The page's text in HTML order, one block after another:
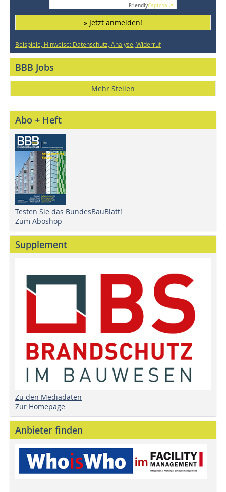
FriendlyCaptcha ⇗
» Jetzt anmelden!
Beispiele, Hinweise: Datenschutz, Analyse, Widerruf
BBB Jobs
Mehr Stellen
Abo + Heft
Testen Sie das BundesBauBlatt!
Zum Aboshop
Supplement
Zu den Mediadaten
Zur Homepage
Anbieter finden